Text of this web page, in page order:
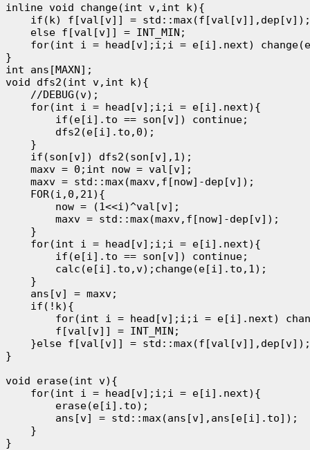
inline void change(int v,int k){
    if(k) f[val[v]] = std::max(f[val[v]],dep[v]);
    else f[val[v]] = INT_MIN;
for(int i = head[v];i;i = e[i].next)
}
int ans[MAXN];
void dfs2(int v,int k){
    //DEBUG(v);
    for(int i = head[v];i;i = e[i].next){
        if(e[i].to == son[v]) continue;
        dfs2(e[i].to,0);
    }
    if(son[v]) dfs2(son[v],1);
    maxv = 0;int now = val[v];
    maxv = std::max(maxv,f[now]-dep[v]);
    FOR(i,0,21){
        now = (1<<i)^val[v];
        maxv = std::max(maxv,f[now]-dep[v]);
    }
    for(int i = head[v];i;i = e[i].next){
        if(e[i].to == son[v]) continue;
        calc(e[i].to,v);change(e[i].to,1);
    }
    ans[v] = maxv;
    if(!k){
for(int i = head[v];i;i = e[i].next)
        f[val[v]] = INT_MIN;
    }else f[val[v]] = std::max(f[val[v]],dep[v]);
}
void erase(int v){
    for(int i = head[v];i;i = e[i].next){
        erase(e[i].to);
        ans[v] = std::max(ans[v],ans[e[i].to]);
    }
}